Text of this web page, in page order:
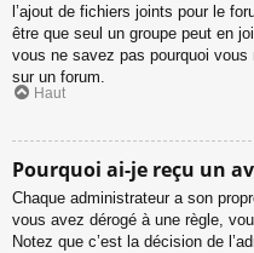
l’ajout de fichiers joints pour le
être que seul un groupe peut en
vous ne savez pas pourquoi
sur un forum.
Haut
Pourquoi ai-je reçu un
Chaque administrateur a son
vous avez dérogé à une règle,
Notez que c’est la décision de